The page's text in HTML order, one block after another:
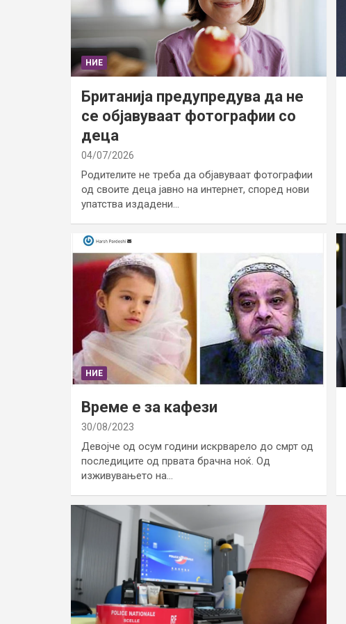
НИЕ
Британија предупредува да не
се објавуваат фотографии со
деца
04/07/2026
Родителите не треба да објавуваат фотографии
од своите деца јавно на интернет, според нови
упатства издадени…
НИЕ
Време е за кафези
30/08/2023
Девојче од осум години искрварело до смрт од
последиците од првата брачна ноќ. Од
изживувањето на…